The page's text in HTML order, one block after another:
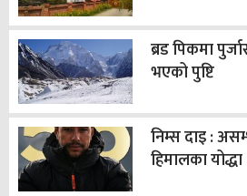
ब्रड पिकमा
भएको पुष्टि
निम्स दाइ :
हिमालका योद्धा